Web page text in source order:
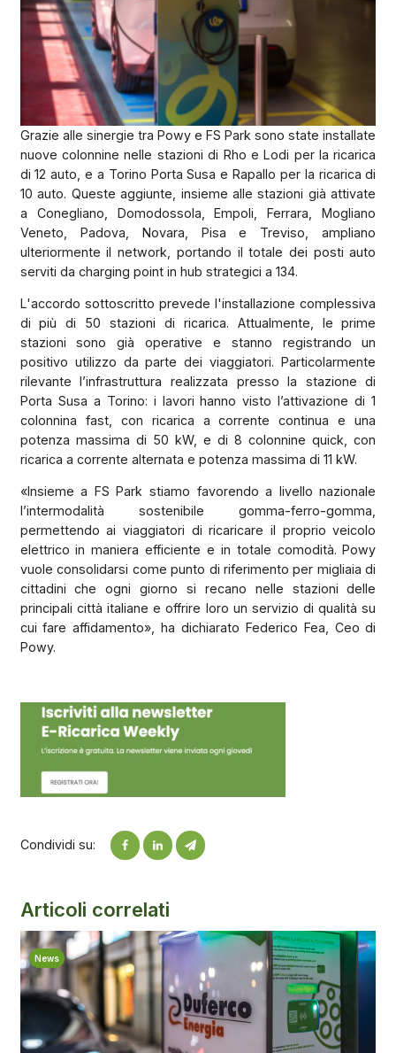
Grazie alle sinergie tra Powy e FS Park sono state installate
nuove colonnine nelle stazioni di Rho e Lodi per la ricarica
di 12 auto, e a Torino Porta Susa e Rapallo per la ricarica di
10 auto. Queste aggiunte, insieme alle stazioni già attivate
a Conegliano, Domodossola, Empoli, Ferrara, Mogliano
Veneto, Padova, Novara, Pisa e Treviso, ampliano
ulteriormente il network, portando il totale dei posti auto
serviti da charging point in hub strategici a 134.
L'accordo sottoscritto prevede l'installazione complessiva
di più di 50 stazioni di ricarica. Attualmente, le prime
stazioni sono già operative e stanno registrando un
positivo utilizzo da parte dei viaggiatori. Particolarmente
rilevante l’infrastruttura realizzata presso la stazione di
Porta Susa a Torino: i lavori hanno visto l’attivazione di 1
colonnina fast, con ricarica a corrente continua e una
potenza massima di 50 kW, e di 8 colonnine quick, con
ricarica a corrente alternata e potenza massima di 11 kW.
«Insieme a FS Park stiamo favorendo a livello nazionale
l’intermodalità sostenibile gomma-ferro-gomma,
permettendo ai viaggiatori di ricaricare il proprio veicolo
elettrico in maniera efficiente e in totale comodità. Powy
vuole consolidarsi come punto di riferimento per migliaia di
cittadini che ogni giorno si recano nelle stazioni delle
principali città italiane e offrire loro un servizio di qualità su
cui fare affidamento», ha dichiarato Federico Fea, Ceo di
Powy.
Condividi su:
Articoli correlati
News